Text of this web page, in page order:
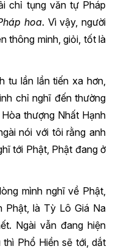
chỉ tụng văn tự Pháp
hoa. Vì vậy, người
thông minh, giỏi, tốt là
tu lần lần tiến xa hơn,
chỉ nghĩ đến thường
thượng Nhất Hạnh
nói với tôi rằng anh
tới Phật, Phật đang ở
mình nghĩ về Phật,
Phật, là Tỳ Lô Giá Na
Ngài vẫn đang hiện
Phổ Hiền sẽ tới, dắt